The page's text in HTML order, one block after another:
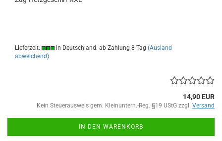
Lieferzeit: in Deutschland: ab Zahlung 8 Tag (Ausland
abweichend)
14,90 EUR
Kein Steuerausweis gem. Kleinuntern.-Reg. §19 UStG zzgl. Versand
IN DEN WARENKORB